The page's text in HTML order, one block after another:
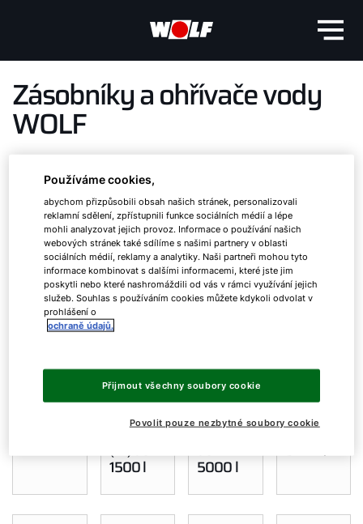
Zásobníky a ohřívače vody
WOLF
Vrstvený zásobník, akumulační zásobník,
zásobník teplé užitkové vody a stanice pro
průtočnou přípravu teplé vody
zásobník
Akumula
ční
zásobník
SPU-2
(W) do
1500 l
Akumula
ční
zásobník
SPU-2
5000 l
teplé
užitkové
vody
SEW-1/2
Dobrý den!
Jak vám můžeme pomoct?
Služby WOLF
Servis
Používáme cookies,
abychom přizpůsobili obsah našich stránek, personalizovali
reklamní sdělení, zpřístupnili funkce sociálních médií a lépe
mohli analyzovat jejich provoz. Informace o používání našich
webových stránek také sdílíme s našimi partnery v oblasti
sociálních médií, reklamy a analytiky. Naši partneři mohou tyto
informace kombinovat s dalšími informacemi, které jste jim
poskytli nebo které nashromáždili od vás v rámci využívání jejich
služeb. Souhlas s používáním cookies můžete kdykoli odvolat v
prohlášení o
ochraně údajů.
Povolit pouze nezbytné soubory cookie
Přijmout všechny soubory cookie